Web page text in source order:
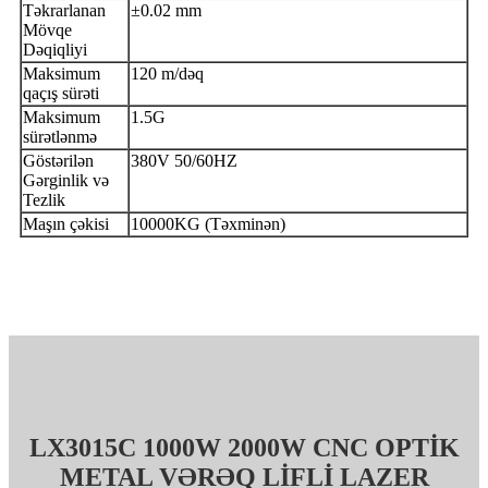
Təkrarlanan
Mövqe
Dəqiqliyi
±0.02 mm
Maksimum
qaçış sürəti
120 m/dəq
Maksimum
sürətlənmə
1.5G
Göstərilən
Gərginlik və
Tezlik
380V 50/60HZ
Maşın çəkisi 10000KG (Təxminən)
LX3015C 1000W 2000W CNC OPTİK
METAL VƏRƏQ LİFLİ LAZER